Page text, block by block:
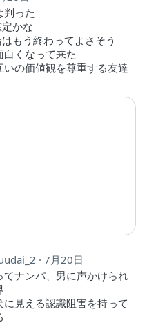
判った
かな
もう終わってよさそう
くなって来た
の価値観を尊重する友達
7月20日
ナンパ、男に声かけられ
見える認識阻害を持って